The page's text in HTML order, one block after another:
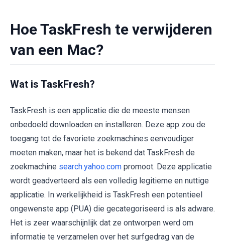
Hoe TaskFresh te verwijderen
van een Mac?
Wat is TaskFresh?
TaskFresh is een applicatie die de meeste mensen
onbedoeld downloaden en installeren. Deze app zou de
toegang tot de favoriete zoekmachines eenvoudiger
moeten maken, maar het is bekend dat TaskFresh de
zoekmachine search.yahoo.com promoot. Deze applicatie
wordt geadverteerd als een volledig legitieme en nuttige
applicatie. In werkelijkheid is TaskFresh een potentieel
ongewenste app (PUA) die gecategoriseerd is als adware.
Het is zeer waarschijnlijk dat ze ontworpen werd om
informatie te verzamelen over het surfgedrag van de